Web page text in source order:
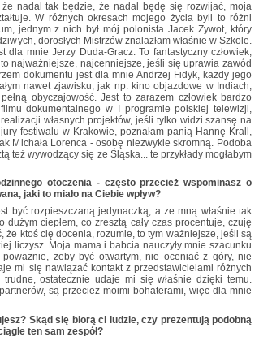
nadal tak będzie, że nadal będę się rozwijać, moja
W różnych okresach mojego życia byli to różni
jednym z nich był mój polonista Jacek Żywot, który
dorosłych Mistrzów znalazłam właśnie w Szkole.
dla mnie Jerzy Duda-Gracz. To fantastyczny człowiek,
najważniejsze, najcenniejsze, jeśli się uprawia zawód
dokumentu jest dla mnie Andrzej Fidyk, każdy jego
nawet zjawisku, jak np. kino objazdowe w Indiach,
obyczajowość. Jest to zarazem człowiek bardzo
dokumentalnego w I programie polskiej telewizji,
własnych projektów, jeśli tylko widzi szansę na
festiwalu w Krakowie, poznałam panią Hannę Krall,
Michała Lorenca - osobę niezwykle skromną. Podoba
też wywodzący się ze Śląska... te przykłady mogłabym
otoczenia - często przecież wspominasz o
jaki to miało na Ciebie wpływ?
być rozpieszczaną jedynaczką, a ze mną właśnie tak
dużym ciepłem, co zresztą cały czas procentuje, czuję
że ktoś cię docenia, rozumie, to tym ważniejsze, jeśli są
liczysz. Moja mama i babcia nauczyły mnie szacunku
żeby być otwartym, nie oceniać z góry, nie
mi się nawiązać kontakt z przedstawicielami różnych
ostatecznie udaje mi się właśnie dzięki temu.
są przecież moimi bohaterami, więc dla mnie
Skąd się biorą ci ludzie, czy prezentują podobną
ten sam zespół?